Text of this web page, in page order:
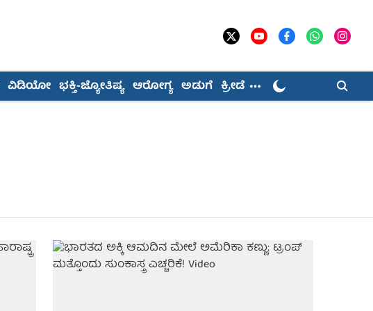
ವಿಡಿಯೋ ಭಕ್ತಿ-ಜ್ಯೋತಿಷ್ಯ ಆರೋಗ್ಯ ಅಡುಗೆ ಕ್ರೀಡೆ